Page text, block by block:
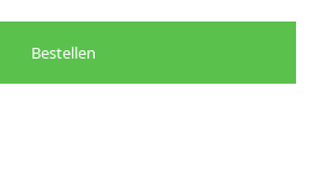
Bestellen